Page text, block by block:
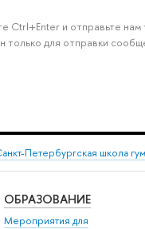
Ctrl+Enter и отправьте
только для отправки
Петербургская школа
ОБРАЗОВАНИЕ
Мероприятия для